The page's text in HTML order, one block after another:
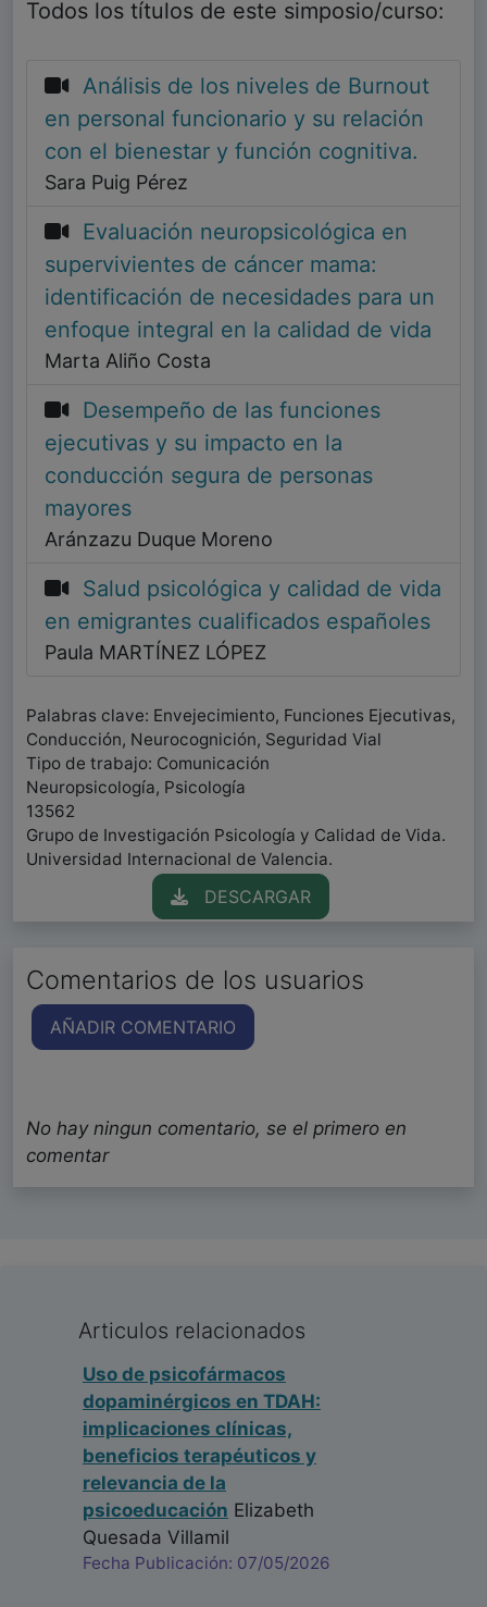
Todos los títulos de este simposio/curso:
Análisis de los niveles de Burnout
en personal funcionario y su relación
con el bienestar y función cognitiva.
Sara Puig Pérez
Evaluación neuropsicológica en
supervivientes de cáncer mama:
identificación de necesidades para un
enfoque integral en la calidad de vida
Marta Aliño Costa
Desempeño de las funciones
ejecutivas y su impacto en la
conducción segura de personas
mayores
Aránzazu Duque Moreno
Salud psicológica y calidad de vida
en emigrantes cualificados españoles
Paula MARTÍNEZ LÓPEZ
Palabras clave: Envejecimiento, Funciones Ejecutivas,
Conducción, Neurocognición, Seguridad Vial
Tipo de trabajo: Comunicación
Neuropsicología, Psicología
13562
Grupo de Investigación Psicología y Calidad de Vida.
Universidad Internacional de Valencia.
DESCARGAR
Comentarios de los usuarios
AÑADIR COMENTARIO
No hay ningun comentario, se el primero en
comentar
Articulos relacionados
Uso de psicofármacos
dopaminérgicos en TDAH:
implicaciones clínicas,
beneficios terapéuticos y
relevancia de la
psicoeducación Elizabeth
Quesada Villamil
Fecha Publicación: 07/05/2026